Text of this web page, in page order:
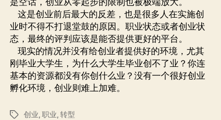
这是创业前后最大的反差，也是很多人在实施创
业时不得不打退堂鼓的原因。职业状态或者创业状
态，最终的评判应该是能否提供更好的平台。
现实的情况并没有给创业者提供好的环境，尤其
刚毕业大学生，为什么大学生毕业创不了业？你连
基本的资源都没有你创什么业？没有一个很好创业
孵化环境，创业则难上加难。
标
创业, 职业, 转型